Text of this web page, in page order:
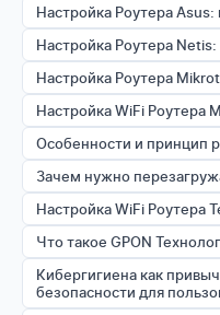
Настройка Роутера
Настройка Роутера
Настройка Роутера
Настройка WiFi Роутера
Особенности и принцип
Зачем нужно
Настройка WiFi Роутера
Что такое GPON
Кибергигиена как
безопасности для